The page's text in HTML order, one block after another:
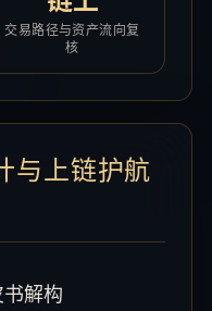
交易路径与资产流向复
核
与上链护航
解构